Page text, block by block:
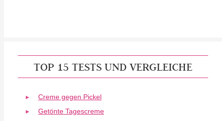
TOP 15 TESTS UND VERGLEICHE
Creme gegen Pickel
Getönte Tagescreme